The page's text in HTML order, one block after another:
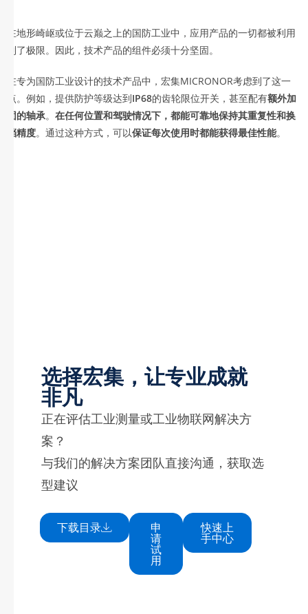
在地形崎岖或位于云巅之上的国防工业中，应用产品的一切都被利用
到了极限。因此，技术产品的组件必须十分坚固。
在专为国防工业设计的技术产品中，宏集MICRONOR考虑到了这一
点。例如，提供防护等级达到IP68的齿轮限位开关，甚至配有额外加
固的轴承。 在任何位置和驾驶情况下，都能可靠地保持其重复性和换
档精度。通过这种方式，可以保证每次使用时都能获得最佳性能。
选择宏集，让专业成就
非凡
正在评估工业测量或工业物联网解决方
案？
与我们的解决方案团队直接沟通，获取选
型建议
下载目录 申
请
试
用
快速上
手中心